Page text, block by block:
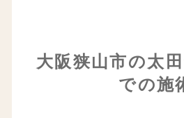
大阪狭山市の太
での施